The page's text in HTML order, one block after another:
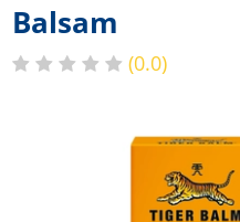
Balsam
(0.0)